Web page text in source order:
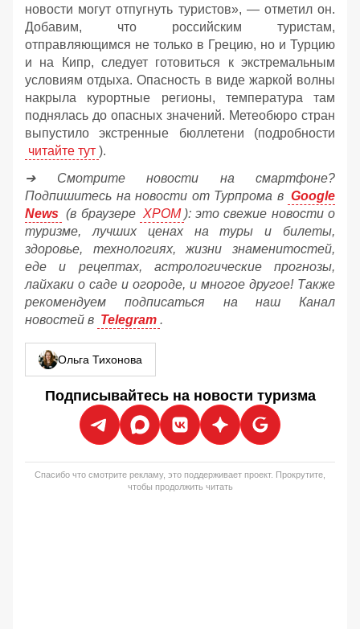
новости могут отпугнуть туристов», — отметил он.
Добавим, что российским туристам,
отправляющимся не только в Грецию, но и Турцию
и на Кипр, следует готовиться к экстремальным
условиям отдыха. Опасность в виде жаркой волны
накрыла курортные регионы, температура там
поднялась до опасных значений. Метеобюро стран
выпустило экстренные бюллетени (подробности
читайте тут ).
➔ Смотрите новости на смартфоне?
Подпишитесь на новости от Турпрома в Google
News (в браузере ХРОМ ): это свежие новости о
туризме, лучших ценах на туры и билеты,
здоровье, технологиях, жизни знаменитостей,
еде и рецептах, астрологические прогнозы,
лайхаки о саде и огороде, и многое другое! Также
рекомендуем подписаться на наш Канал
новостей в Telegram .
Ольга Тихонова
Подписывайтесь на новости туризма
Спасибо что смотрите рекламу, это поддерживает проект. Прокрутите,
чтобы продолжить читать